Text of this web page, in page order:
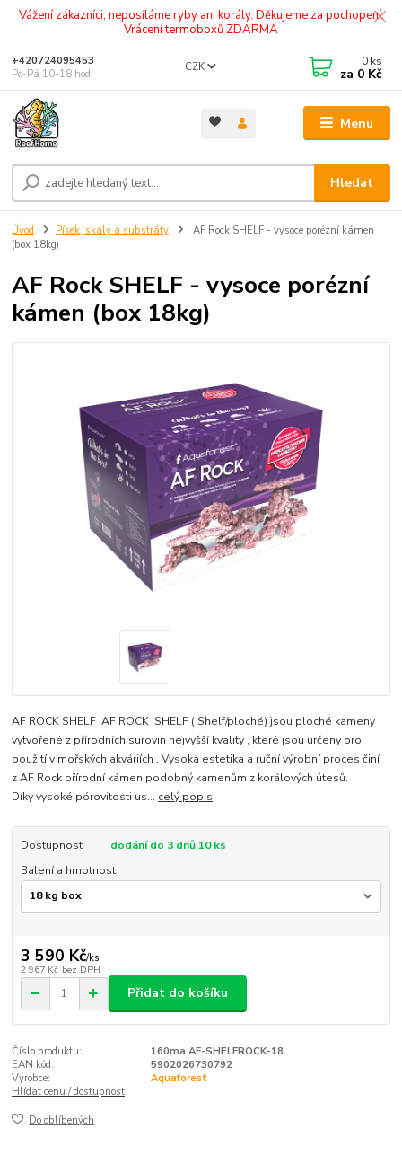
Vážení zákazníci, neposíláme ryby ani korály. Děkujeme za pochopení.
Vrácení termoboxů ZDARMA
Menu
CZK
Hledat
+420724095453
Po-Pá 10-18 hod.
0 ks
za 0 Kč
Úvod Písek, skály a substráty
AF Rock SHELF - vysoce porézní kámen
(box 18kg)
AF Rock SHELF - vysoce porézní
kámen (box 18kg)
AF ROCK SHELF AF ROCK SHELF ( Shelf/ploché) jsou ploché kameny
vytvořené z přírodních surovin nejvyšší kvality , které jsou určeny pro
použití v mořských akváriích . Vysoká estetika a ruční výrobní proces činí
z AF Rock přírodní kámen podobný kamenům z korálových útesů.
Díky vysoké pórovitosti us... celý popis
Dostupnost
dodání do 3 dnů 10 ks
Balení a hmotnost
3 590 Kč/ks
2 967 Kč bez DPH
Přidat do košíku
Číslo produktu:
160ma AF-SHELFROCK-18
EAN kód:
5902026730792
Výrobce:
Aquaforest
Hlídat cenu / dostupnost
Do oblíbených